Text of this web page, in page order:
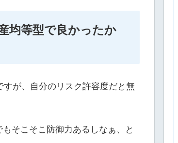
均等型で良かったか
が、自分のリスク許容度だと無
そこそこ防御力あるしなぁ、と